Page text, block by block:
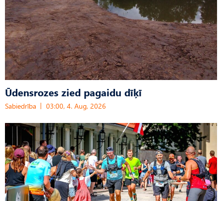
Ūdensrozes zied pagaidu dīķī
Sabiedrība 03:00, 4. Aug, 2026